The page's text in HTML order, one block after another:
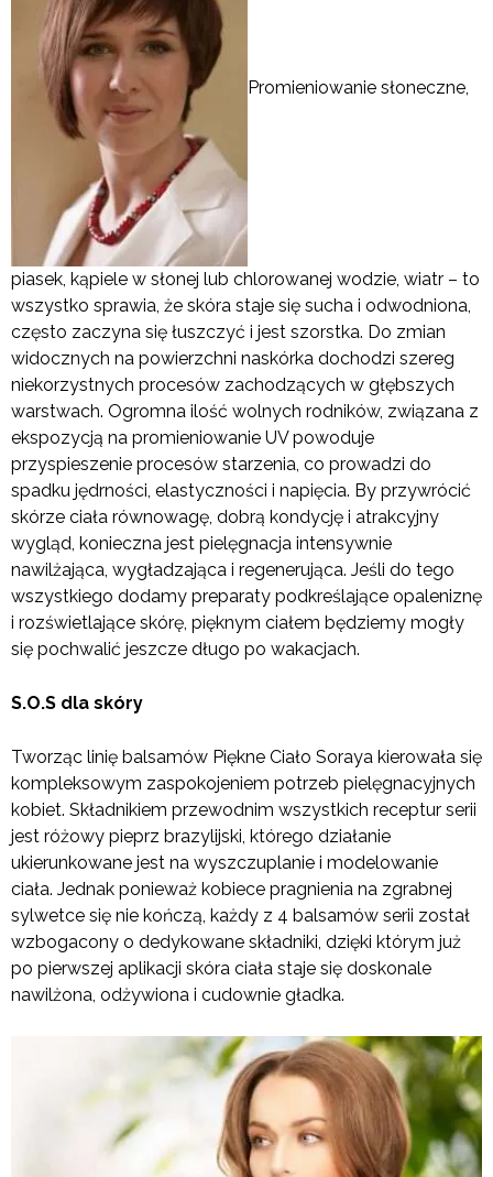
Promieniowanie słoneczne,
piasek, kąpiele w słonej lub chlorowanej wodzie, wiatr – to
wszystko sprawia, że skóra staje się sucha i odwodniona,
często zaczyna się łuszczyć i jest szorstka. Do zmian
widocznych na powierzchni naskórka dochodzi szereg
niekorzystnych procesów zachodzących w głębszych
warstwach. Ogromna ilość wolnych rodników, związana z
ekspozycją na promieniowanie UV powoduje
przyspieszenie procesów starzenia, co prowadzi do
spadku jędrności, elastyczności i napięcia. By przywrócić
skórze ciała równowagę, dobrą kondycję i atrakcyjny
wygląd, konieczna jest pielęgnacja intensywnie
nawilżająca, wygładzająca i regenerująca. Jeśli do tego
wszystkiego dodamy preparaty podkreślające opaleniznę
i rozświetlające skórę, pięknym ciałem będziemy mogły
się pochwalić jeszcze długo po wakacjach.
S.O.S dla skóry
Tworząc linię balsamów Piękne Ciało Soraya kierowała się
kompleksowym zaspokojeniem potrzeb pielęgnacyjnych
kobiet. Składnikiem przewodnim wszystkich receptur serii
jest różowy pieprz brazylijski, którego działanie
ukierunkowane jest na wyszczuplanie i modelowanie
ciała. Jednak ponieważ kobiece pragnienia na zgrabnej
sylwetce się nie kończą, każdy z 4 balsamów serii został
wzbogacony o dedykowane składniki, dzięki którym już
po pierwszej aplikacji skóra ciała staje się doskonale
nawilżona, odżywiona i cudownie gładka.